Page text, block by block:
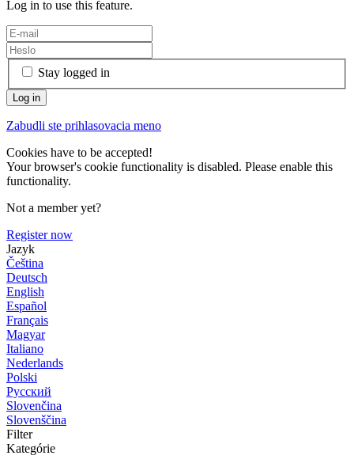
Log in to use this feature.
Stay logged in
Zabudli ste prihlasovacia meno
Cookies have to be accepted!
Your browser's cookie functionality is disabled. Please enable this
functionality.
Not a member yet?
Register now
Jazyk
Čeština
Deutsch
English
Español
Français
Magyar
Italiano
Nederlands
Polski
Русский
Slovenčina
Slovenščina
Filter
Kategórie